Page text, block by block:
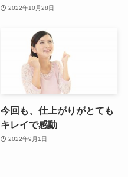
2022年10月28日
今回も、仕上がりがとても
キレイで感動
2022年9月1日